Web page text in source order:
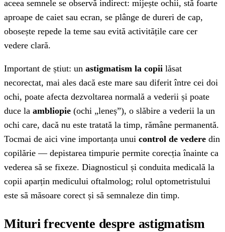
aceea semnele se observă indirect: mijește ochii, stă foarte
aproape de caiet sau ecran, se plânge de dureri de cap,
obosește repede la teme sau evită activitățile care cer
vedere clară.
Important de știut: un astigmatism la copii lăsat
necorectat, mai ales dacă este mare sau diferit între cei doi
ochi, poate afecta dezvoltarea normală a vederii și poate
duce la ambliopie (ochi „leneș”), o slăbire a vederii la un
ochi care, dacă nu este tratată la timp, rămâne permanentă.
Tocmai de aici vine importanța unui control de vedere din
copilărie — depistarea timpurie permite corecția înainte ca
vederea să se fixeze. Diagnosticul și conduita medicală la
copii aparțin medicului oftalmolog; rolul optometristului
este să măsoare corect și să semnaleze din timp.
Mituri frecvente despre astigmatism